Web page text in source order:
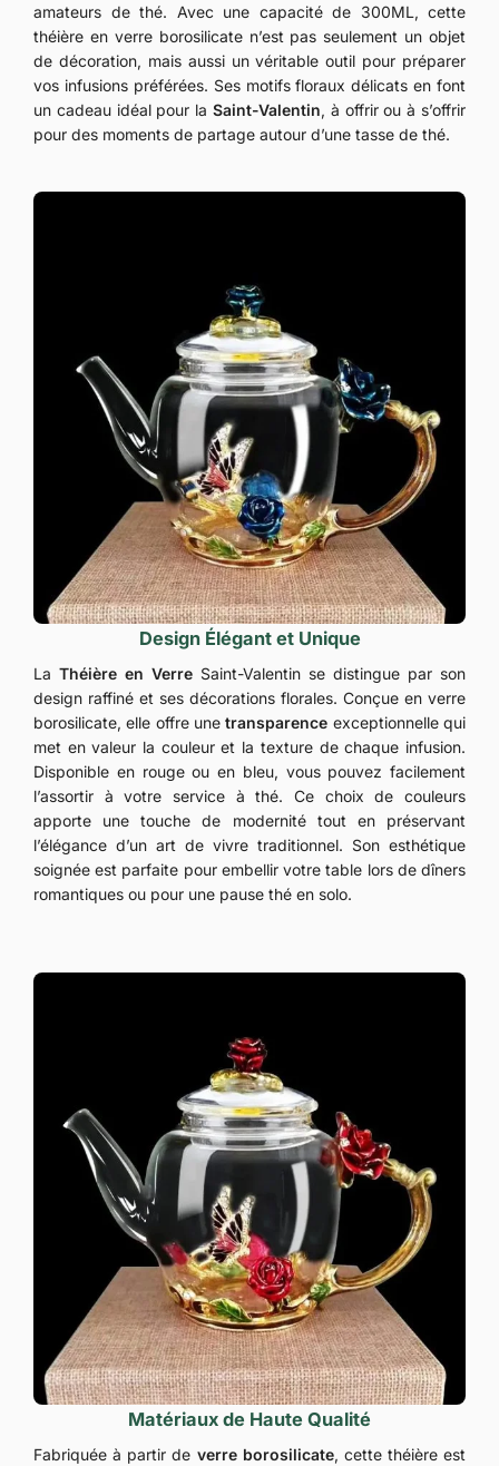
amateurs de thé. Avec une capacité de 300ML, cette
théière en verre borosilicate n’est pas seulement un objet
de décoration, mais aussi un véritable outil pour préparer
vos infusions préférées. Ses motifs floraux délicats en font
un cadeau idéal pour la Saint-Valentin, à offrir ou à s’offrir
pour des moments de partage autour d’une tasse de thé.
Design Élégant et Unique
La Théière en Verre Saint-Valentin se distingue par son
design raffiné et ses décorations florales. Conçue en verre
borosilicate, elle offre unetransparence exceptionnelle qui
met en valeur la couleur et la texture de chaque infusion.
Disponible en rouge ou en bleu, vous pouvez facilement
l’assortir à votre service à thé. Ce choix de couleurs
apporte une touche de modernité tout en préservant
l’élégance d’un art de vivre traditionnel. Son esthétique
soignée est parfaite pour embellir votre table lors de dîners
romantiques ou pour une pause thé en solo.
Matériaux de Haute Qualité
Fabriquée à partir de verre borosilicate, cette théière est